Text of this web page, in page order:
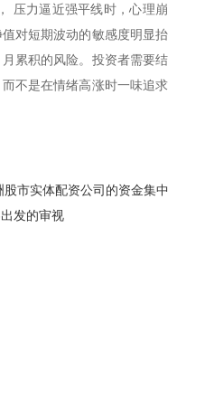
压力逼近强平线时，心理崩
对短期波动的敏感度明显抬
累积的风险。投资者需要结
不是在情绪高涨时一味追求
市实体配资公司的资金集中
发的审视